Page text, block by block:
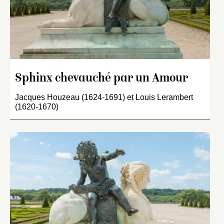
Sphinx chevauché par un Amour
Jacques Houzeau (1624-1691) et Louis Lerambert
(1620-1670)